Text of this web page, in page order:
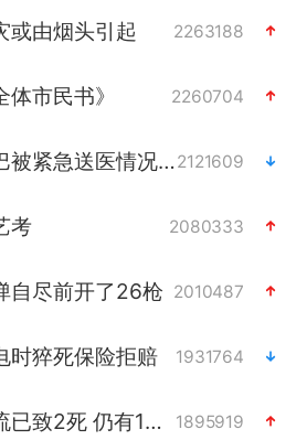
或由烟头引起 2263188
市民书》 2260704
以媒：穆杰塔巴被紧急送医情况危急2121609
考 2080333
自尽前开了26枪 2010487
时猝死保险拒赔 1931764
陕西柞水泥石流已致2死 仍有1人失联 1895919